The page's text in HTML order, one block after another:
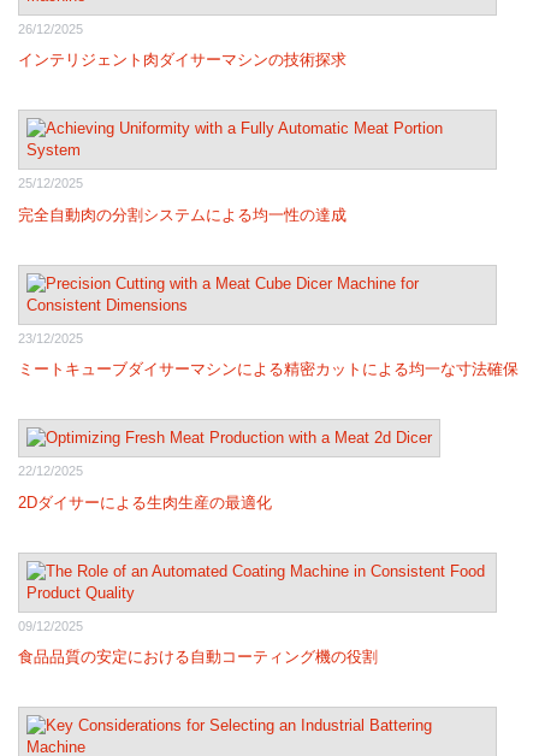
26/12/2025
インテリジェント肉ダイサーマシンの技術探求
25/12/2025
完全自動肉の分割システムによる均一性の達成
23/12/2025
ミートキューブダイサーマシンによる精密カットによる均一な寸法確保
22/12/2025
2Dダイサーによる生肉生産の最適化
09/12/2025
食品品質の安定における自動コーティング機の役割